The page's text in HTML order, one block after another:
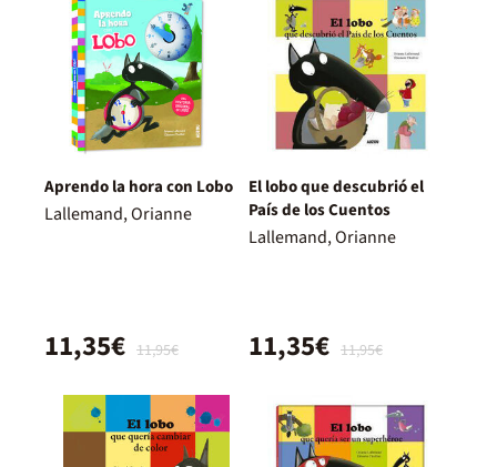
Aprendo la hora con Lobo
Lallemand, Orianne
11,95€
11,35€
El lobo que descubrió el
País de los Cuentos
Lallemand, Orianne
11,95€
11,35€